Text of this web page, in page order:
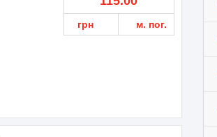
грн м. пог.